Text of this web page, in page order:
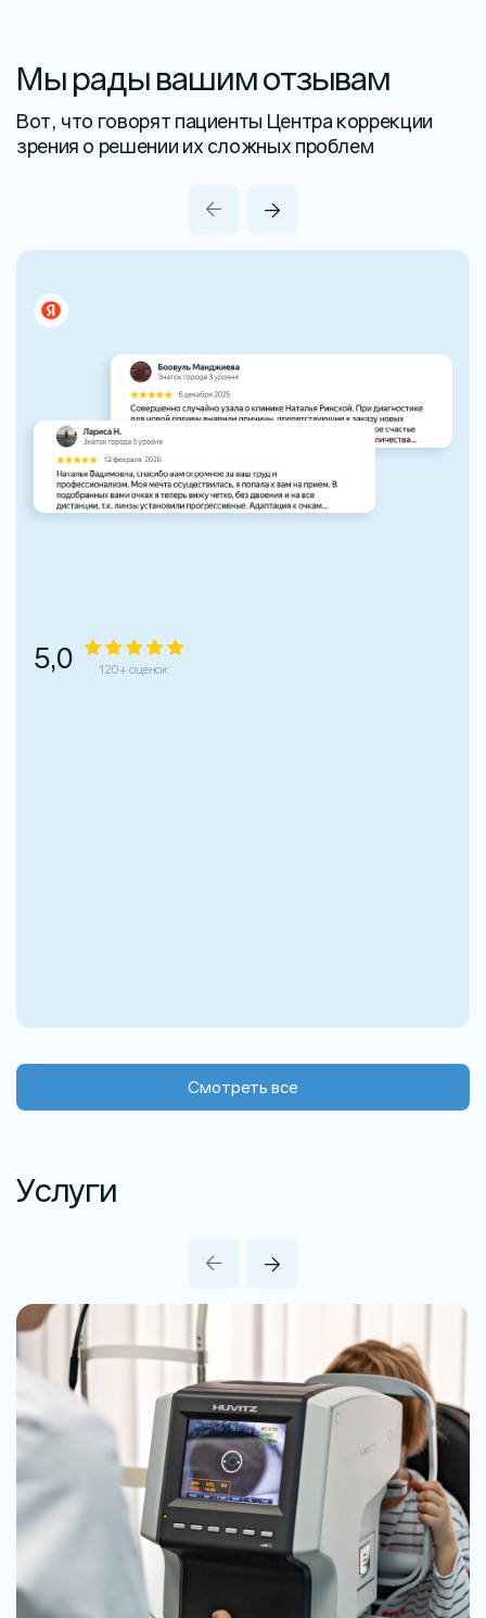
Мы рады вашим отзывам
Вот, что говорят пациенты Центра коррекции
зрения о решении их сложных проблем
5,0 120+ оценок
Смотреть все
Услуги